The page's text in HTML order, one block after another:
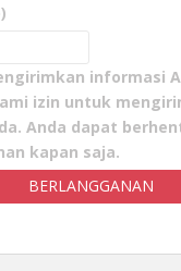
informasi
izin untuk
Anda dapat
kapan saja.
BERLANGGANAN